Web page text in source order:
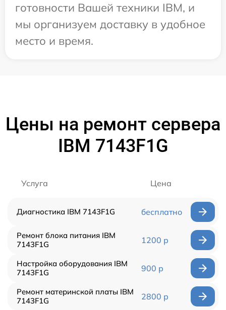
готовности Вашей техники IBM, и
мы организуем доставку в удобное
место и время.
Цены на ремонт сервера
IBM 7143F1G
Услуга Цена
Диагностика IBM 7143F1G бесплатно
Ремонт блока питания IBM
7143F1G
1200 р
Настройка оборудования IBM
7143F1G
900 р
Ремонт материнской платы IBM
7143F1G
2800 р